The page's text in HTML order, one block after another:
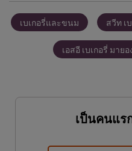
เบเกอรี่และขนม สวีท เ
เอสอี เบเกอรี่ มาย
เป็นคนแร